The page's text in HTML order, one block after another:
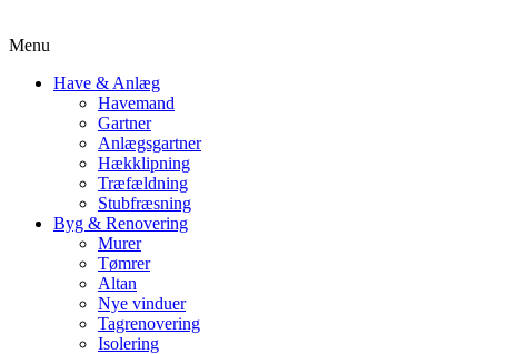
Menu
Have & Anlæg
Havemand
Gartner
Anlægsgartner
Hækklipning
Træfældning
Stubfræsning
Byg & Renovering
Murer
Tømrer
Altan
Nye vinduer
Tagrenovering
Isolering